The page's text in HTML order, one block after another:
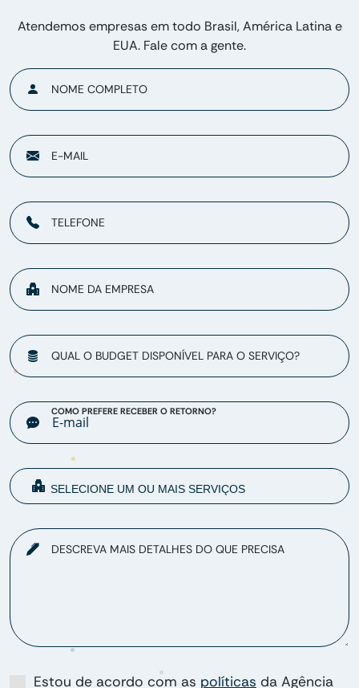
Atendemos empresas em todo Brasil, América Latina e
EUA. Fale com a gente.
NOME COMPLETO
E-MAIL
TELEFONE
NOME DA EMPRESA
QUAL O BUDGET DISPONÍVEL PARA O SERVIÇO?
COMO PREFERE RECEBER O RETORNO?
DESCREVA MAIS DETALHES DO QUE PRECISA
Estou de acordo com as políticas da Agência